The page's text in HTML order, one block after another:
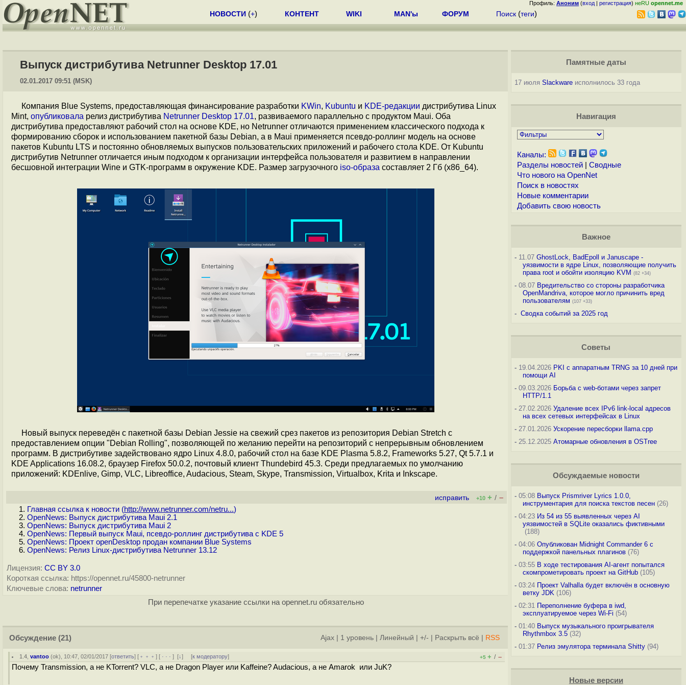
Профиль: Аноним (вход | регистрация) неRU opennet.me
НОВОСТИ (+) КОНТЕНТ WIKI MAN'ы ФОРУМ Поиск (теги)
Выпуск дистрибутива Netrunner Desktop 17.01
02.01.2017 09:51 (MSK)
Компания Blue Systems, предоставляющая финансирование разработки KWin, Kubuntu и KDE-редакции дистрибутива Linux
Mint, опубликовала релиз дистрибутива Netrunner Desktop 17.01, развиваемого параллельно с продуктом Maui. Оба
дистрибутива предоставляют рабочий стол на основе KDE, но Netrunner отличаются применением классического подхода к
формированию сборок и использованием пакетной базы Debian, а в Maui применяется псевдо-роллинг модель на основе
пакетов Kubuntu LTS и постоянно обновляемых выпусков пользовательских приложений и рабочего стола KDE. От Kubuntu
дистрибутив Netrunner отличается иным подходом к организации интерфейса пользователя и развитием в направлении
бесшовной интеграции Wine и GTK-программ в окружение KDE. Размер загрузочного iso-образа составляет 2 Гб (x86_64).
Новый выпуск переведён с пакетной базы Debian Jessie на свежий срез пакетов из репозитория Debian Stretch c
предоставлением опции "Debian Rolling", позволяющей по желанию перейти на репозиторий с непрерывным обновлением
программ. В дистрибутиве задействовано ядро Linux 4.8.0, рабочий стол на базе KDE Plasma 5.8.2, Frameworks 5.27, Qt 5.7.1 и
KDE Applications 16.08.2, браузер Firefox 50.0.2, почтовый клиент Thundebird 45.3. Среди предлагаемых по умолчанию
приложений: KDEnlive, Gimp, VLC, Libreoffice, Audacious, Steam, Skype, Transmission, Virtualbox, Krita и Inkscape.
исправить +10 + / –
Главная ссылка к новости (http://www.netrunner.com/netru...)
OpenNews: Выпуск дистрибутива Maui 2.1
OpenNews: Выпуск дистрибутива Maui 2
OpenNews: Первый выпуск Maui, псевдо-роллинг дистрибутива с KDE 5
OpenNews: Проект openDesktop продан компании Blue Systems
OpenNews: Релиз Linux-дистрибутива Netrunner 13.12
Лицензия: CC BY 3.0
Короткая ссылка: https://opennet.ru/45800-netrunner
Ключевые слова: netrunner
При перепечатке указание ссылки на opennet.ru обязательно
Обсуждение (21) Ajax 1 уровень Линейный +/- Раскрыть всё RSS
1.4 ,vantoo (ok), 10:47, 02/01/2017 [ответить] [ ﹢﹢﹢] [ · · ·][↓] [к модератору] +5 + / –
Почему Transmission, а не KTorrent? VLC, а не Dragon Player или Kaffeine? Audacious, а не Amarok или JuK?
Памятные даты
17 июля Slackwareисполнилось 33 года
Навигация
Каналы:
Разделы новостей| Сводные
Что нового на OpenNet
Поиск в новостях
Новые комментарии
Добавить свою новость
Важное
-11.07 GhostLock, BadEpoll и Januscape -
уязвимости в ядре Linux, позволяющие получить
права root и обойти изоляцию KVM (82 +34)
-08.07 Вредительство со стороны разработчика
OpenMandriva, которое могло причинить вред
пользователям (107 +33)
- Сводка событий за 2025 год
Советы
-19.04.2026 PKI с аппаратным TRNG за 10 дней при
помощи AI
-09.03.2026 Борьба с web-ботами через запрет
HTTP/1.1
-27.02.2026 Удаление всех IPv6 link-local адресов
на всех сетевых интерфейсах в Linux
-27.01.2026 Ускорение пересборки llama.cpp
-25.12.2025 Атомарные обновления в OSTree
Обсуждаемые новости
-05:08 Выпуск Prismriver Lyrics 1.0.0,
инструментария для поиска текстов песен(26)
-04:23 Из 54 из 55 выявленных через AI
уязвимостей в SQLite оказались фиктивными
(188)
-04:06 Опубликован Midnight Commander 6 c
поддержкой панельных плагинов(76)
-03:55 В ходе тестирования AI-агент попытался
скомпрометировать проект на GitHub(105)
-03:24 Проект Valhalla будет включён в основную
ветку JDK(106)
-02:31 Переполнение буфера в iwd,
эксплуатируемое через Wi-Fi (54)
-01:40 Выпуск музыкального проигрывателя
Rhythmbox 3.5(32)
-01:37 Релиз эмулятора терминала Shitty(94)
Новые версии